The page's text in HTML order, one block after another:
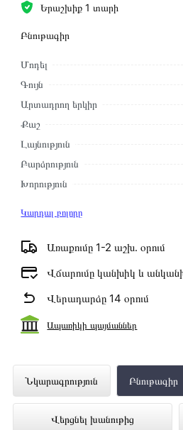
Երաշխիք 1 տարի
Բնութագիր
Մոդել
Գույն
Արտադրող երկիր
Քաշ
Լայնություն
Բարձրություն
Խորություն
Կարդալ բոլորը
Առաքումը 1-2 աշխ․ օրում
Վճարումը կանխիկ և
Վերադարձը 14 օրում
Ապառիկի պայմաններ
Նկարագրություն Բնութագիր
Վերցնել խանութից
Սառնարան SAMSUNG
RB37A5290SA/WT
Technomix առցանց